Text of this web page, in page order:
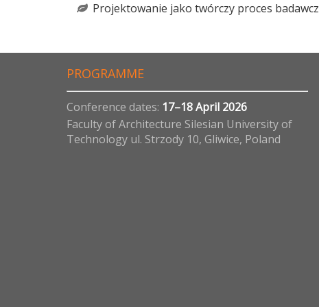
Projektowanie jako twórczy proces
PROGRAMME
Conference dates: 17–18 April 2026
Faculty of Architecture Silesian University of
Technology ul. Strzody 10, Gliwice, Poland